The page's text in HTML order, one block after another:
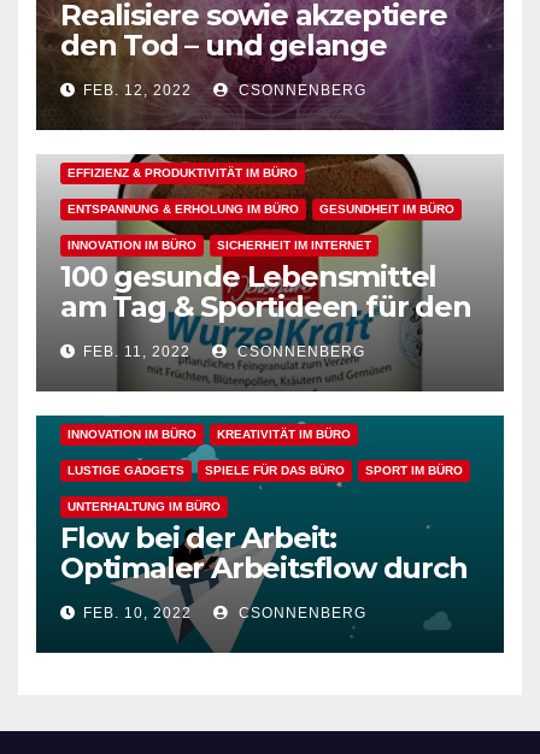
Realisiere sowie akzeptiere
den Tod – und gelange
dadurch in den perfekten
Arbeitsflow
FEB. 12, 2022 CSONNENBERG
EFFIZIENZ & PRODUKTIVITÄT IM BÜRO
ENTSPANNUNG & ERHOLUNG IM BÜRO GESUNDHEIT IM BÜRO
INNOVATION IM BÜRO SICHERHEIT IM INTERNET
100 gesunde Lebensmittel
am Tag & Sportideen für den
Arbeitsalltag – für einen
gesunden Büroalltag
FEB. 11, 2022 CSONNENBERG
ALLGEMEIN ARBEITSFLOW BÜRO GADGETS
BÜRO GADGETS FÜR FRAUEN BÜRO GADGETS FÜR MÄNNER
EFFIZIENZ & PRODUKTIVITÄT IM BÜRO
INNOVATION IM BÜRO KREATIVITÄT IM BÜRO
LUSTIGE GADGETS SPIELE FÜR DAS BÜRO SPORT IM BÜRO
UNTERHALTUNG IM BÜRO
Flow bei der Arbeit:
Optimaler Arbeitsflow durch
wache Achtsamkeit
FEB. 10, 2022 CSONNENBERG